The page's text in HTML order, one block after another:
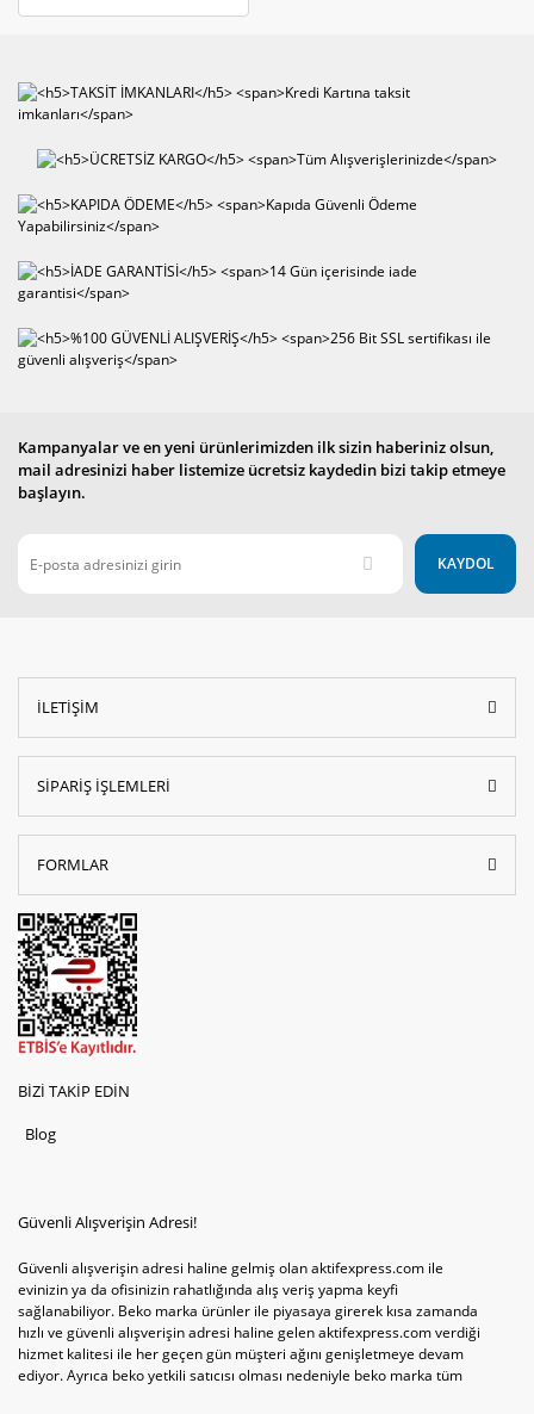
Kampanyalar ve en yeni ürünlerimizden ilk sizin haberiniz olsun,
mail adresinizi haber listemize ücretsiz kaydedin bizi takip etmeye
başlayın.
KAYDOL
İLETİŞİM
SİPARİŞ İŞLEMLERİ
FORMLAR
BİZİ TAKİP EDİN
Blog
Güvenli Alışverişin Adresi!
Güvenli alışverişin adresi haline gelmiş olan aktifexpress.com ile
evinizin ya da ofisinizin rahatlığında alış veriş yapma keyfi
sağlanabiliyor. Beko marka ürünler ile piyasaya girerek kısa zamanda
hızlı ve güvenli alışverişin adresi haline gelen aktifexpress.com verdiği
hizmet kalitesi ile her geçen gün müşteri ağını genişletmeye devam
ediyor. Ayrıca beko yetkili satıcısı olması nedeniyle beko marka tüm